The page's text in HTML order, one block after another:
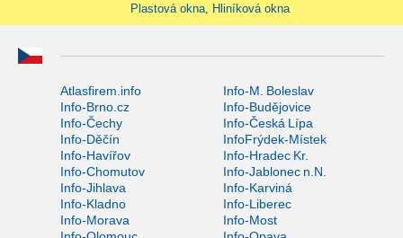
Plastová okna, Hliníková okna
Atlasfirem.info
Info-M. Boleslav
Info-Brno.cz
Info-Budějovice
Info-Čechy
Info-Česká Lípa
Info-Děčín
InfoFrýdek-Místek
Info-Havířov
Info-Hradec Kr.
Info-Chomutov
Info-Jablonec n.N.
Info-Jihlava
Info-Karviná
Info-Kladno
Info-Liberec
Info-Morava
Info-Most